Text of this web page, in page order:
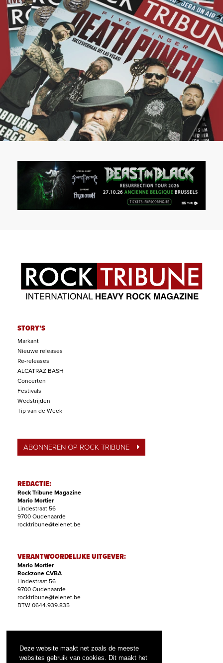
Deze website maakt net zoals de meeste
websites gebruik van cookies. Dit maakt het
STORY'S
Markant
Nieuwe releases
Re-releases
ALCATRAZ BASH
Concerten
Festivals
Wedstrijden
Tip van de Week
ABONNEREN OP ROCK TRIBUNE
REDACTIE:
Rock Tribune Magazine
Mario Mortier
Lindestraat 56
9700 Oudenaarde
rocktribune@telenet.be
VERANTWOORDELIJKE UITGEVER:
Mario Mortier
Rockzone CVBA
Lindestraat 56
9700 Oudenaarde
rocktribune@telenet.be
BTW 0644.939.835
Filip Nollet
abonnementen@rock-tribune.com